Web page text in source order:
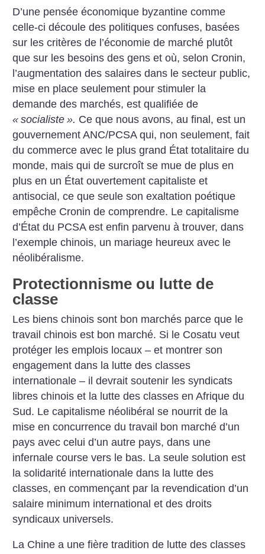
D’une pensée économique byzantine comme
celle-ci découle des politiques confuses, basées
sur les critères de l’économie de marché plutôt
que sur les besoins des gens et où, selon Cronin,
l’augmentation des salaires dans le secteur public,
mise en place seulement pour stimuler la
demande des marchés, est qualifiée de
« socialiste ». Ce que nous avons, au final, est un
gouvernement ANC/PCSA qui, non seulement, fait
du commerce avec le plus grand État totalitaire du
monde, mais qui de surcroît se mue de plus en
plus en un État ouvertement capitaliste et
antisocial, ce que seule son exaltation poétique
empêche Cronin de comprendre. Le capitalisme
d’État du PCSA est enfin parvenu à trouver, dans
l’exemple chinois, un mariage heureux avec le
néolibéralisme.
Protectionnisme ou lutte de
classe
Les biens chinois sont bon marchés parce que le
travail chinois est bon marché. Si le Cosatu veut
protéger les emplois locaux – et montrer son
engagement dans la lutte des classes
internationale – il devrait soutenir les syndicats
libres chinois et la lutte des classes en Afrique du
Sud. Le capitalisme néolibéral se nourrit de la
mise en concurrence du travail bon marché d’un
pays avec celui d’un autre pays, dans une
infernale course vers le bas. La seule solution est
la solidarité internationale dans la lutte des
classes, en commençant par la revendication d’un
salaire minimum international et des droits
syndicaux universels.
La Chine a une fière tradition de lutte des classes